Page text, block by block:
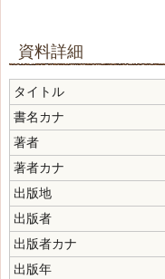
資料詳細
タイトル
書名カナ
著者
著者カナ
出版地
出版者
出版者カナ
出版年